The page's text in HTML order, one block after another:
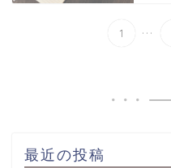
1 ...
最近の投稿